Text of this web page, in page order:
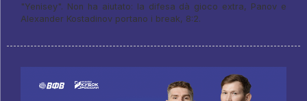
"Yenisey". Non ha aiutato: la difesa dà gioco extra, Panov e
Alexander Kostadinov portano i break, 8:2.